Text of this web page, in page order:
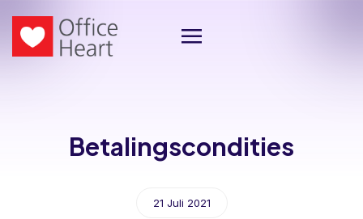
Betalingscondities
21 Juli 2021